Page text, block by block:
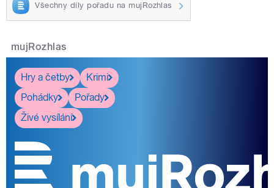
Všechny díly pořadu na mujRozhlas
mujRozhlas
Hry a četby
Krimi
Pohádky
Pořady
Živé vysílání